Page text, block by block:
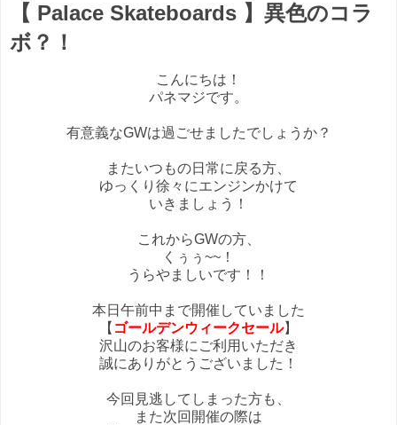
【 Palace Skateboards 】異色のコラ
ボ？！
こんにちは！
パネマジです。
有意義なGWは過ごせましたでしょうか？
またいつもの日常に戻る方、
ゆっくり徐々にエンジンかけて
いきましょう！
これからGWの方、
くぅぅ~~！
うらやましいです！！
本日午前中まで開催していました
【 ゴールデンウィークセール】
沢山のお客様にご利用いただき
誠にありがとうございました！
今回見逃してしまった方も、
また次回開催の際は